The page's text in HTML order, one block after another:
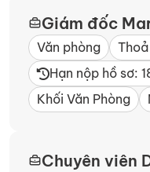
Giám đốc
Văn phòng
Hạn nộp hồ sơ:
Khối Văn Phòng
Chuyên viên